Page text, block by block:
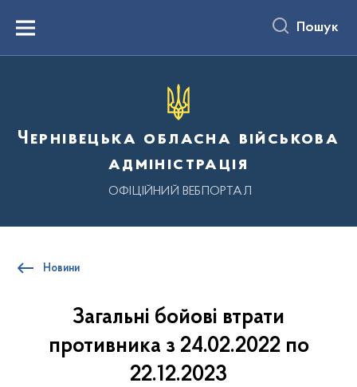
вмістуMenu Пошук
Чернівецька обласна військова
адміністрація
ОФІЦІЙНИЙ ВЕБПОРТАЛ
Новини
Загальні бойові втрати
противника з 24.02.2022 по
22.12.2023